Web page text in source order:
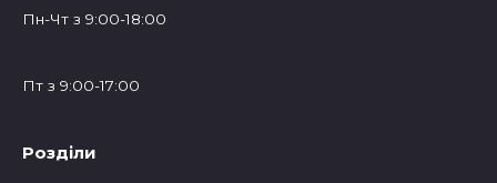
Пн-Чт з 9:00-18:00
Пт з 9:00-17:00
Розділи